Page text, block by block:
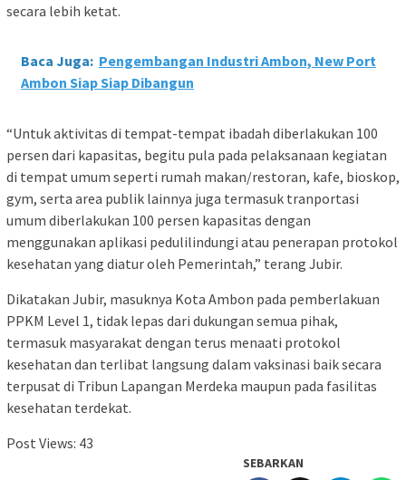
secara lebih ketat.
Baca Juga: Pengembangan Industri Ambon, New Port
Ambon Siap Siap Dibangun
“Untuk aktivitas di tempat-tempat ibadah diberlakukan 100
persen dari kapasitas, begitu pula pada pelaksanaan kegiatan
di tempat umum seperti rumah makan/restoran, kafe, bioskop,
gym, serta area publik lainnya juga termasuk tranportasi
umum diberlakukan 100 persen kapasitas dengan
menggunakan aplikasi pedulilindungi atau penerapan protokol
kesehatan yang diatur oleh Pemerintah,” terang Jubir.
Dikatakan Jubir, masuknya Kota Ambon pada pemberlakuan
PPKM Level 1, tidak lepas dari dukungan semua pihak,
termasuk masyarakat dengan terus menaati protokol
kesehatan dan terlibat langsung dalam vaksinasi baik secara
terpusat di Tribun Lapangan Merdeka maupun pada fasilitas
kesehatan terdekat.
Post Views: 43
SEBARKAN